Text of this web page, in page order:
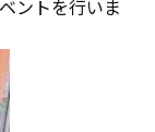
ントを行いま